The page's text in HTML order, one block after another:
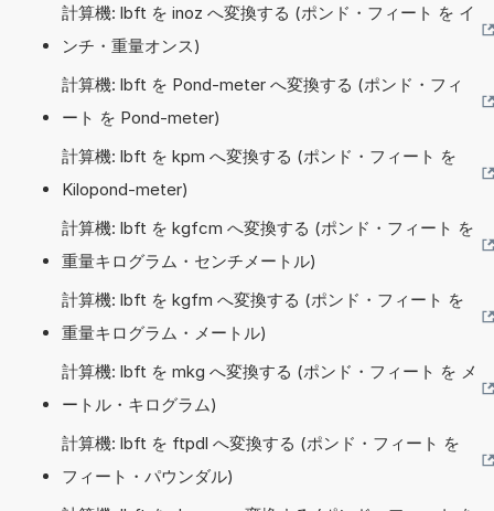
計算機: lbft を inoz へ変換する (ポンド・フィート を イ
ンチ・重量オンス)
計算機: lbft を Pond-meter へ変換する (ポンド・フィ
ート を Pond-meter)
計算機: lbft を kpm へ変換する (ポンド・フィート を
Kilopond-meter)
計算機: lbft を kgfcm へ変換する (ポンド・フィート を
重量キログラム・センチメートル)
計算機: lbft を kgfm へ変換する (ポンド・フィート を
重量キログラム・メートル)
計算機: lbft を mkg へ変換する (ポンド・フィート を メ
ートル・キログラム)
計算機: lbft を ftpdl へ変換する (ポンド・フィート を
フィート・パウンダル)